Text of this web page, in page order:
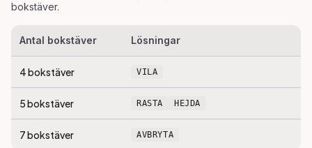
bokstäver.
Antal bokstäver Lösningar
4bokstäver VILA
5bokstäver RASTA HEJDA
7bokstäver AVBRYTA